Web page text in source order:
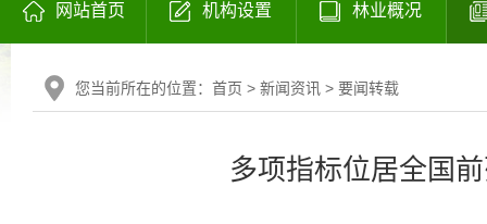
网站首页 机构设置 林业概况
您当前所在的位置： 首页 > 新闻资讯 > 要闻转载
多项指标位居全国